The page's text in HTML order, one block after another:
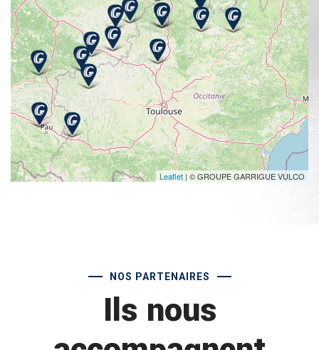
Leaflet | © GROUPE GARRIGUE VULCO
NOS PARTENAIRES
Ils nous